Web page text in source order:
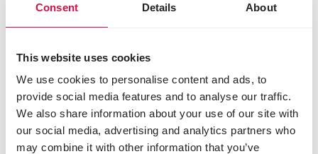
Consent Details About
This website uses cookies
We use cookies to personalise content and ads, to
provide social media features and to analyse our traffic.
We also share information about your use of our site with
our social media, advertising and analytics partners who
may combine it with other information that you’ve
Conseils pour votre animal